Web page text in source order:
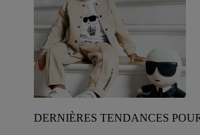
DERNIÈRES TENDANCES